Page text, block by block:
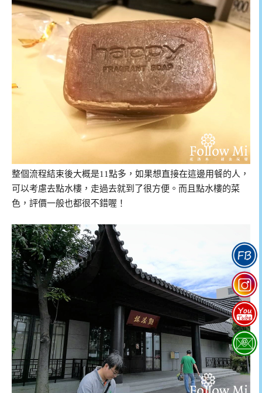
整個流程結束後大概是11點多，如果想直接在這邊用餐的人，
可以考慮去點水樓，走過去就到了很方便。而且點水樓的菜
色，評價一般也都很不錯喔！